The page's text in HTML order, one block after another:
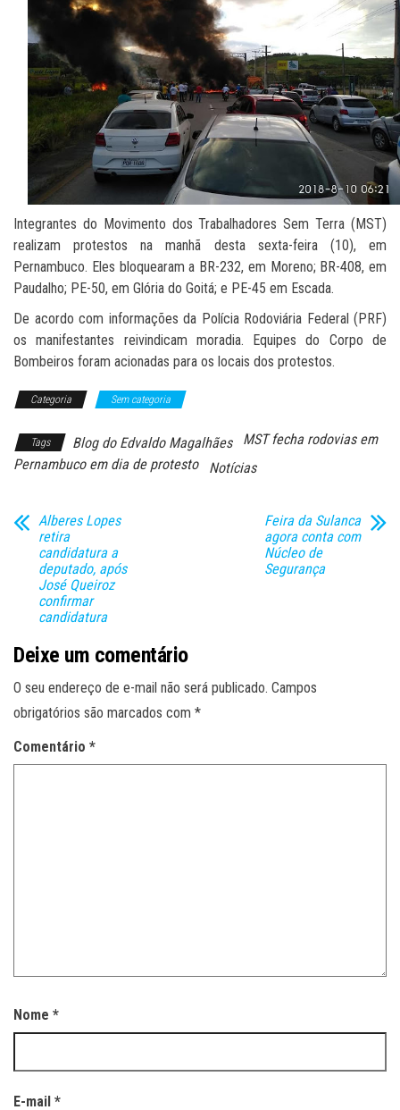
Integrantes do Movimento dos Trabalhadores Sem Terra (MST)
realizam protestos na manhã desta sexta-feira (10), em
Pernambuco. Eles bloquearam a BR-232, em Moreno; BR-408, em
Paudalho; PE-50, em Glória do Goitá; e PE-45 em Escada.
De acordo com informações da Polícia Rodoviária Federal (PRF)
os manifestantes reivindicam moradia. Equipes do Corpo de
Bombeiros foram acionadas para os locais dos protestos.
Categoria Sem categoria
Tags Blog do Edvaldo Magalhães
MST fecha rodovias em
Pernambuco em dia de protesto
Notícias
Alberes Lopes
retira
candidatura a
deputado, após
José Queiroz
confirmar
candidatura
Feira da Sulanca
agora conta com
Núcleo de
Segurança
Deixe um comentário
O seu endereço de e-mail não será publicado. Campos
obrigatórios são marcados com *
Comentário *
Nome *
E-mail *